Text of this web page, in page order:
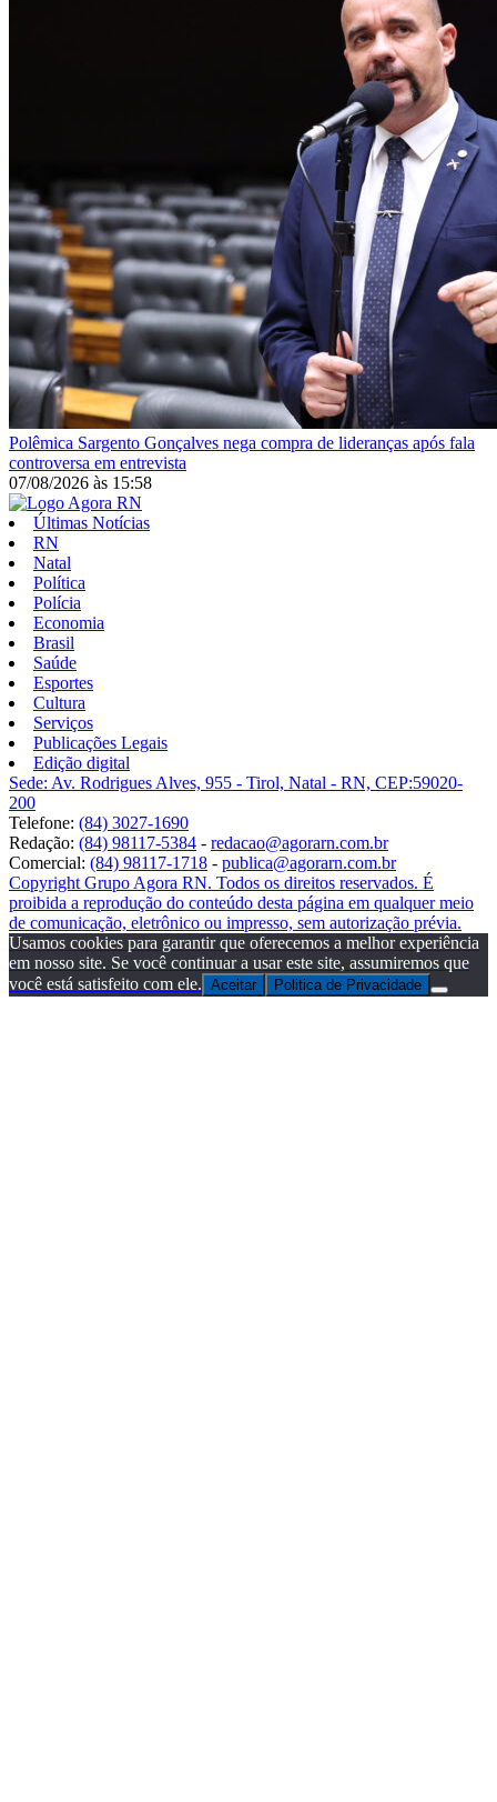
Polêmica Sargento Gonçalves nega compra de lideranças após fala
controversa em entrevista
07/08/2026 às 15:58
Últimas Notícias
RN
Natal
Política
Polícia
Economia
Brasil
Saúde
Esportes
Cultura
Serviços
Publicações Legais
Edição digital
Sede: Av. Rodrigues Alves, 955 - Tirol, Natal - RN, CEP:59020-
200
Telefone: (84) 3027-1690
Redação: (84) 98117-5384 - redacao@agorarn.com.br
Comercial: (84) 98117-1718 - publica@agorarn.com.br
Copyright Grupo Agora RN. Todos os direitos reservados. É
proibida a reprodução do conteúdo desta página em qualquer meio
de comunicação, eletrônico ou impresso, sem autorização prévia.
Usamos cookies para garantir que oferecemos a melhor experiência
em nosso site. Se você continuar a usar este site, assumiremos que
você está satisfeito com ele. Aceitar Politica de Privacidade